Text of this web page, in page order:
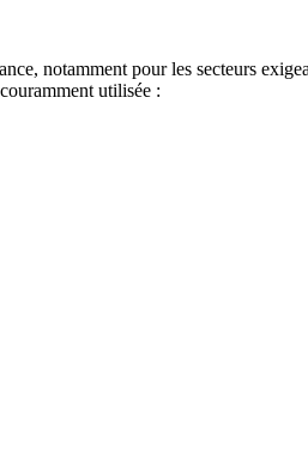
notamment pour les secteurs
utilisée :